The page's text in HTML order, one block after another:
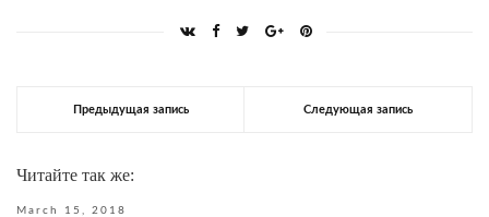
Предыдущая запись Следующая запись
Читайте так же:
March 15, 2018